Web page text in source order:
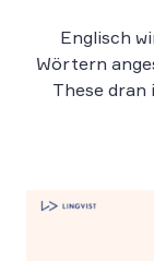
Englisch
Wörtern
These dran